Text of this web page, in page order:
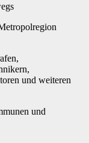
und weiteren
und